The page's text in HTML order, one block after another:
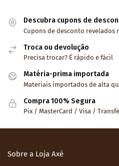
Descubra cupons de
Cupons de desconto revelados
Troca ou devolução
Precisa trocar? É rápido e fácil
Matéria-prima importada
Materiais importados de alta
Compra 100% Segura
Pix / MasterCard / Visa /
Sobre a Loja Axé